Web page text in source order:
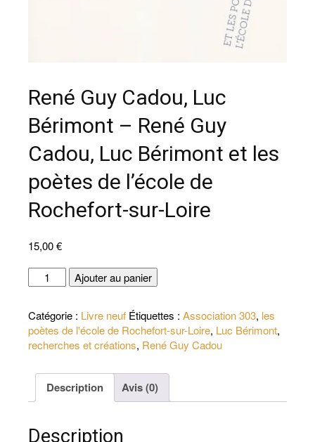
René Guy Cadou, Luc
Bérimont – René Guy
Cadou, Luc Bérimont et les
poètes de l’école de
Rochefort-sur-Loire
15,00€
quantité
de
Guy
Cadou,
Luc
René
Guy
Luc
Ajouter au panier
Catégorie : Livre neuf Étiquettes : Association 303, les
poètes de l'école de Rochefort-sur-Loire, Luc Bérimont,
recherches et créations, René Guy Cadou
Description Avis (0)
Description